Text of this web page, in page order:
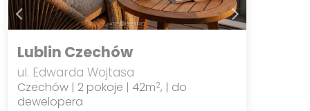
Lublin Czechów
ul. Edwarda Wojtasa
Czechów | 2 pokoje | 42m2, | do
dewelopera